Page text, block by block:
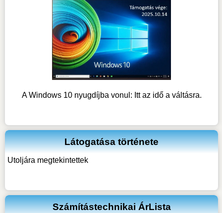
A Windows 10 nyugdíjba vonul: Itt az idő a váltásra.
Látogatása története
Utoljára megtekintettek
Számítástechnikai ÁrLista